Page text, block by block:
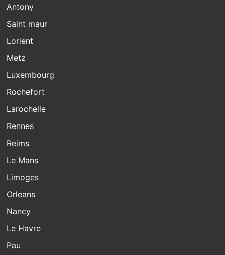
Antony
Saint maur
Lorient
Metz
Luxembourg
Rochefort
Larochelle
Rennes
Reims
Le Mans
Limoges
Orleans
Nancy
Le Havre
Pau